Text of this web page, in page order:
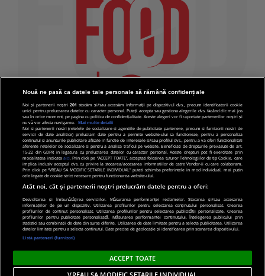
© 2019 PRO TV S.R.L |Politica de Cookie|Politica
de confidentialitate
Nouă ne pasă ca datele tale personale să rămână confidențiale
Noi și partenerii noștri201 stocăm și/sau accesăm informații pe dispozitivul dvs., precum identificatorii cookie
unici pentru prelucrarea datelor cu caracter personal. Puteți accepta sau gestiona alegerile dvs. făcând clic mai jos
sau în orice moment, pe pagina cu politica de confidențialitate. Aceste alegeri vor fi raportate partenerilor noștri și
nu vă vor afecta navigarea.
Mai multe detalii
Noi si partenerii nostri (retelele de socializare si agentiile de publicitate partenere, precum si furnizorii nostri de
servicii de date analitice) prelucram date pentru a permite website-ului sa functioneze, pentru a personaliza
continutul si anunturile publicitare afisate in functie de interesele si/sau profilul dvs., pentru a va oferi functionalitati
aferente retelelor de socializare si pentru a analiza traficul pe website. Beneficiati de drepturile prevazute de art.
15-22 din GDPR in legatura cu prelucrarea datelor cu caracter personal. Aceste drepturi pot fi exercitate prin
modalitatea indicata aici. Prin click pe “ACCEPT TOATE”, acceptati folosirea tuturor Tehnologiilor de tip Cookie, care
implica inclusiv acceptul dvs. cu privire la stocarea/accesarea informatiilor de catre Vendor-ii cu care colaboram.
Prin click pe “VREAU SA MODIFIC SETARILE INDIVIDUAL” puteti schimba preferintele in mod individual, mai putin
cele legate de cookie strict necesare pentru functionarea website-ului.
Atât noi, cât și partenerii noștri prelucrăm datele pentru a oferi:
Dezvoltarea și îmbunătățirea serviciilor. Măsurarea performanței reclamelor. Stocarea și/sau accesarea
informațiilor de pe un dispozitiv. Utilizarea profilurilor pentru selectarea conținutului personalizat. Crearea
profilurilor de conținut personalizat. Utilizarea profilurilor pentru selectarea publicității personalizate. Crearea
profilurilor pentru publicitate personalizată. Măsurarea performanței conținutului. Înțelegerea publicului prin
statistici sau combinații de date din surse diferite. Utilizarea de date limitate pentru a selecta publicitatea. Utilizarea
datelor limitate pentru a selecta conținutul. Date precise de geolocație și identificarea prin scanarea dispozitivului.
Listă parteneri (furnizori)
ACCEPT TOATE